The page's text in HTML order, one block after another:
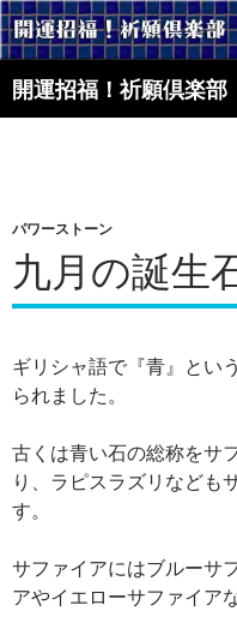
開運招福！祈願倶楽部
索
へ
ス
キ
ッ
パワーストーン
九月の誕生
ギリシャ語で『青』とい
られました。
古くは青い石の総称をサ
り、ラピスラズリなども
す。
サファイアにはブルーサ
アやイエローサファイア